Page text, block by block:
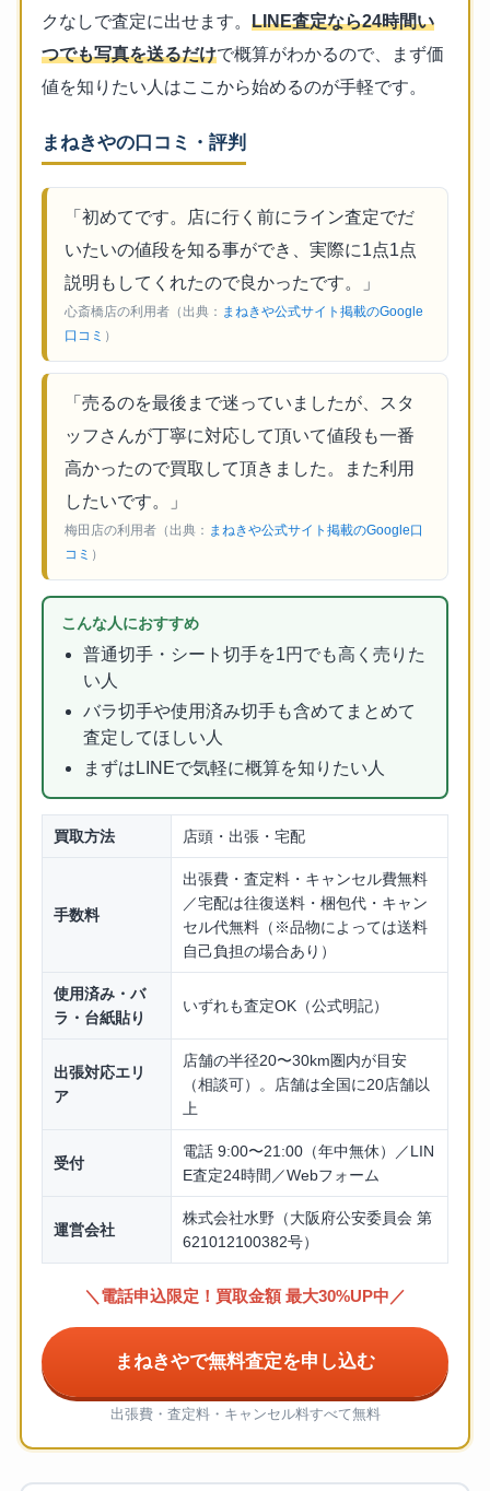
クなしで査定に出せます。 LINE査定なら24時間い
つでも写真を送るだけで概算がわかるので、まず価
値を知りたい人はここから始めるのが手軽です。
まねきやの口コミ・評判
「初めてです。店に行く前にライン査定でだ
いたいの値段を知る事ができ、実際に1点1点
説明もしてくれたので良かったです。」
心斎橋店の利用者（出典： まねきや公式サイト掲載のGoogle
口コミ ）
「売るのを最後まで迷っていましたが、スタ
ッフさんが丁寧に対応して頂いて値段も一番
高かったので買取して頂きました。また利用
したいです。」
梅田店の利用者（出典： まねきや公式サイト掲載のGoogle口
コミ ）
こんな人におすすめ
普通切手・シート切手を1円でも高く売りた
い人
バラ切手や使用済み切手も含めてまとめて
査定してほしい人
まずはLINEで気軽に概算を知りたい人
買取方法 店頭・出張・宅配
手数料
出張費・査定料・キャンセル費無料
／宅配は往復送料・梱包代・キャン
セル代無料（※品物によっては送料
自己負担の場合あり）
使用済み・バ
ラ・台紙貼り
いずれも査定OK（公式明記）
出張対応エリ
ア
店舗の半径20〜30km圏内が目安
（相談可）。店舗は全国に20店舗以
上
受付
電話 9:00〜21:00（年中無休）／LIN
E査定24時間／Webフォーム
運営会社
株式会社水野（大阪府公安委員会 第
621012100382号）
＼電話申込限定！買取金額 最大30%UP中／
まねきやで無料査定を申し込む
出張費・査定料・キャンセル料すべて無料